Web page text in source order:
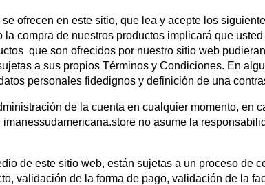
ofrecen en este sitio, que lea y acepte los
compra de nuestros productos implicará que
que son ofrecidos por nuestro sitio web
a sus propios Términos y Condiciones. En
personales fidedignos y definición de una
de la cuenta en cualquier momento, en
no asume la
de este sitio web, están sujetas a un proceso de
validación de la forma de pago, validación de la